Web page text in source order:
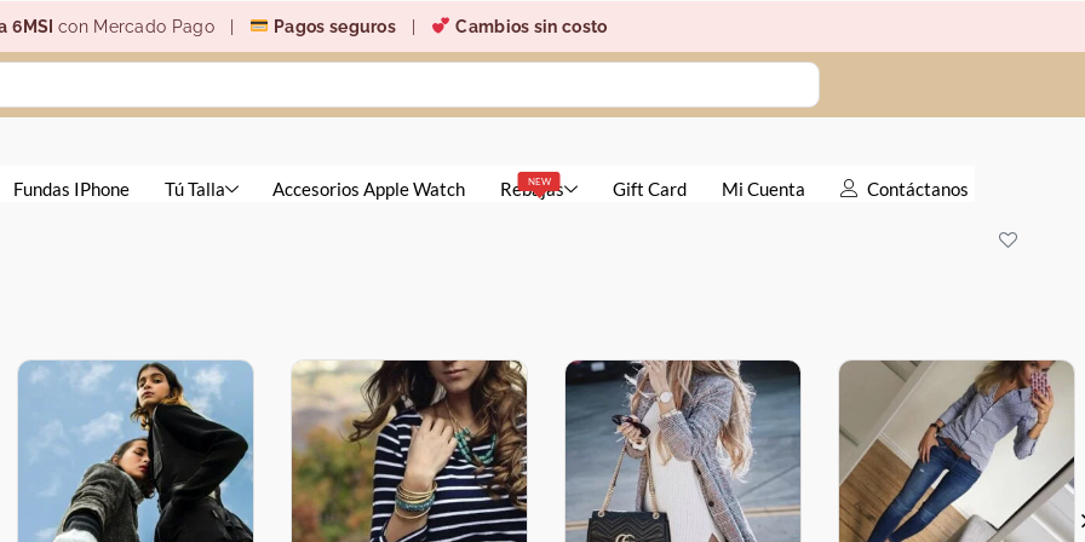
6MSIcon Mercado Pago | Pagos seguros Cambios sin costo
Fundas IPhone Tú Talla Accesorios Apple Watch NEW
Rebajas Gift Card Mi Cuenta Contáctanos